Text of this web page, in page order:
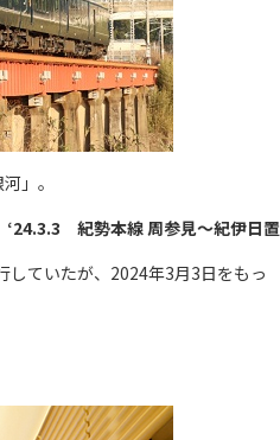
」。
‘24.3.3 紀勢本線 周参見～紀伊日置
していたが、2024年3月3日をもっ